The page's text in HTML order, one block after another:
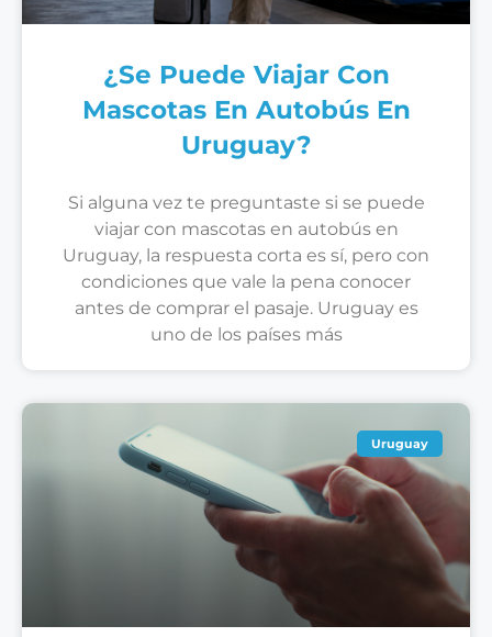
¿Se Puede Viajar Con
Mascotas En Autobús En
Uruguay?
Si alguna vez te preguntaste si se puede
viajar con mascotas en autobús en
Uruguay, la respuesta corta es sí, pero con
condiciones que vale la pena conocer
antes de comprar el pasaje. Uruguay es
uno de los países más
Uruguay